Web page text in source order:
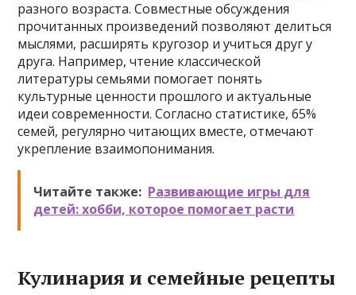
разного возраста. Совместные обсуждения
прочитанных произведений позволяют делиться
мыслями, расширять кругозор и учиться друг у
друга. Например, чтение классической
литературы семьями помогает понять
культурные ценности прошлого и актуальные
идеи современности. Согласно статистике, 65%
семей, регулярно читающих вместе, отмечают
укрепление взаимопонимания.
Читайте также: Развивающие игры для
детей: хобби, которое помогает расти
Кулинария и семейные рецепты